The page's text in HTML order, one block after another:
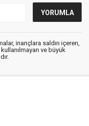
inançlara saldırı içeren,
ve büyük